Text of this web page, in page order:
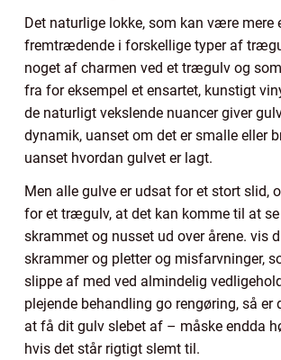
Det naturlige lokke, som kan være mere
fremtrædende i forskellige typer af
noget af charmen ved et trægulv og
fra for eksempel et ensartet, kunstigt
de naturligt vekslende nuancer giver
dynamik, uanset om det er smalle eller
uanset hvordan gulvet er lagt.
Men alle gulve er udsat for et stort slid,
for et trægulv, at det kan komme til at
skrammet og nusset ud over årene. vis
skrammer og pletter og misfarvninger,
slippe af med ved almindelig
plejende behandling go rengøring, så er
at få dit gulv slebet af – måske endda
hvis det står rigtigt slemt til.